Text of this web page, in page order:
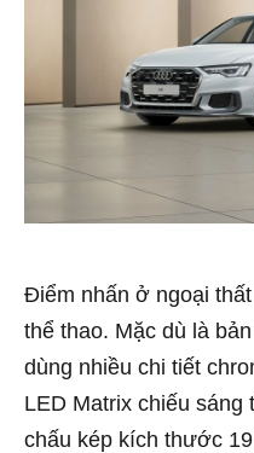
Điểm nhấn ở ngoại
thể thao. Mặc dù là
dùng nhiều chi tiết
LED Matrix chiếu sáng
chấu kép kích thước